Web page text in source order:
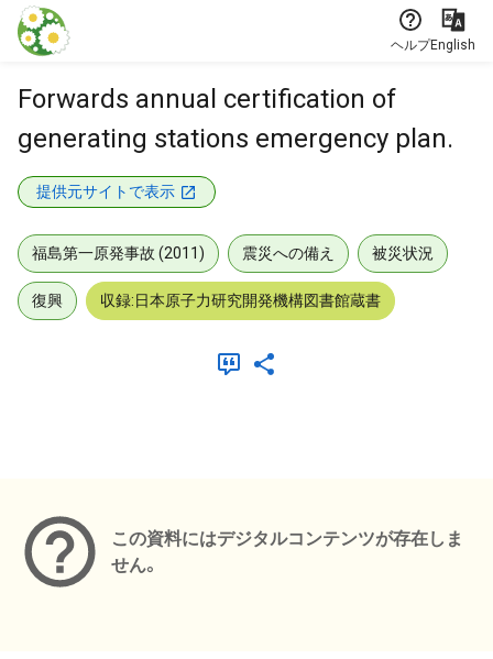
本文に飛ぶ
ヘルプEnglish
Forwards annual certification of
generating stations emergency plan.
提供元サイトで表示
福島第一原発事故 (2011) 震災への備え 被災状況
復興 収録:日本原子力研究開発機構図書館蔵書
この資料にはデジタルコンテンツが存在しま
せん。